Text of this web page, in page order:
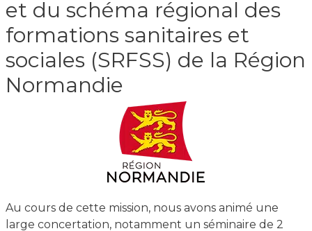
et du schéma régional des
formations sanitaires et
sociales (SRFSS) de la Région
Normandie
Au cours de cette mission, nous avons animé une
large concertation, notamment un séminaire de 2